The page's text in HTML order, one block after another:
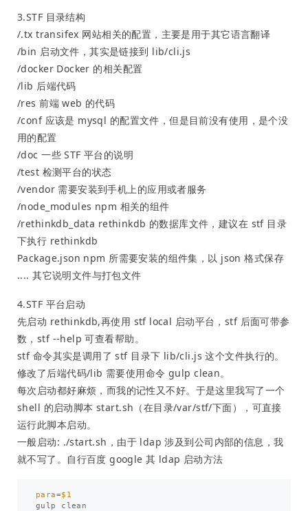
3.STF 目录结构
/.tx transifex 网站相关的配置，主要是用于其它语言翻译
/bin 启动文件，其实是链接到 lib/cli.js
/docker Docker 的相关配置
/lib 后端代码
/res 前端 web 的代码
/conf 应该是 mysql 的配置文件，但是目前没有使用，是个没
用的配置
/doc 一些 STF 平台的说明
/test 检测平台的状态
/vendor 需要安装到手机上的应用或者服务
/node_modules npm 相关的组件
/rethinkdb_data rethinkdb 的数据库文件，建议在 stf 目录
下执行 rethinkdb
Package.json npm 所需要安装的组件集，以 json 格式保存
.... 其它说明文件与打包文件
4.STF 平台启动
先启动 rethinkdb,再使用 stf local 启动平台，stf 后面可带参
数，stf --help 可查看帮助。
stf 命令其实是调用了 stf 目录下 lib/cli.js 这个文件执行的。
修改了后端代码/lib 需要使用命令 gulp clean。
每次启动都好麻烦，而我的记性又不好。于是这里我写了一个
shell 的启动脚本 start.sh（在目录/var/stf/下面），可直接
运行此脚本启动。
一般启动: ./start.sh，由于 ldap 涉及到公司内部的信息，我
就不写了。自行百度 google 其 ldap 启动方法
para=$1
gulp clean